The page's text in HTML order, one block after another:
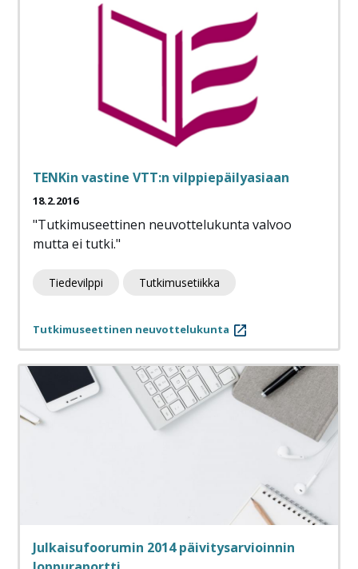
TENKin vastine VTT:n vilppiepäilyasiaan
18.2.2016
"Tutkimuseettinen neuvottelukunta valvoo
mutta ei tutki."
Tiedevilppi Tutkimusetiikka
Tutkimuseettinen neuvottelukunta
Julkaisufoorumin 2014 päivitysarvioinnin